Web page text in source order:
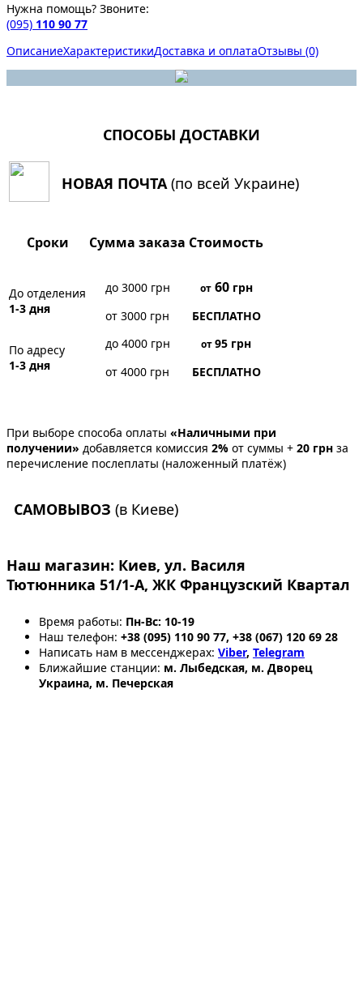
Нужна помощь? Звоните:
(095) 110 90 77
ОписаниеХарактеристикиДоставка и оплатаОтзывы (0)
СПОСОБЫ ДОСТАВКИ
НОВАЯ ПОЧТА(по всей Украине)
Сроки Сумма заказа Стоимость
До отделения
1-3 дня
до 3000 грн от60грн
от 3000 грн
БЕСПЛАТНО
По адресу
1-3 дня
до 4000 грн от95 грн
от 4000 грн
БЕСПЛАТНО
При выборе способа оплаты «Наличными при
получении» добавляется комиссия 2% от суммы + 20 грн за
перечисление послеплаты (наложенный платёж)
САМОВЫВОЗ (в Киеве)
Наш магазин: Киев, ул. Василя
Тютюнника 51/1-А, ЖК Французский Квартал
Время работы: Пн-Вс: 10-19
Наш телефон: +38 (095) 110 90 77, +38 (067) 120 69 28
Написать нам в мессенджерах: Viber, Telegram
Ближайшие станции: м. Лыбедская, м. Дворец
Украина, м. Печерская